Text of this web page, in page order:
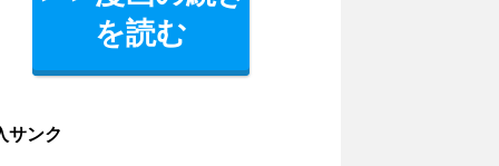
を読む
サンク